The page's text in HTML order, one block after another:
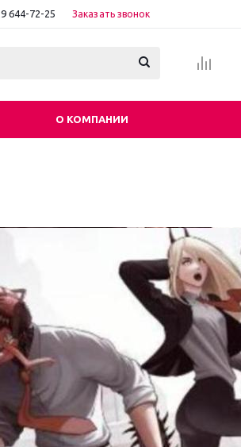
644-72-25 Заказать звонок
О КОМПАНИИ